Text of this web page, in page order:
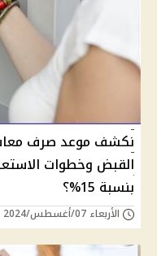
القبض وخطوات
بنسبة 15%؟
الأربعاء 07/أغسطس/2024 - 07:29 م